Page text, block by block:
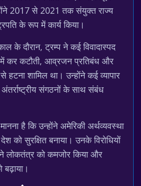
2017 से 2021 तक संयुक्त राज्य
के रूप में कार्य किया।
के दौरान, ट्रम्प ने कई विवादास्पद
कर कटौती, आव्रजन प्रतिबंध और
से हटना शामिल था। उन्होंने कई व्यापार
संगठनों के साथ संबंध
है कि उन्होंने अमेरिकी अर्थव्यवस्था
को सुरक्षित बनाया। उनके विरोधियों
लोकतंत्र को कमजोर किया और
बढ़ाया।